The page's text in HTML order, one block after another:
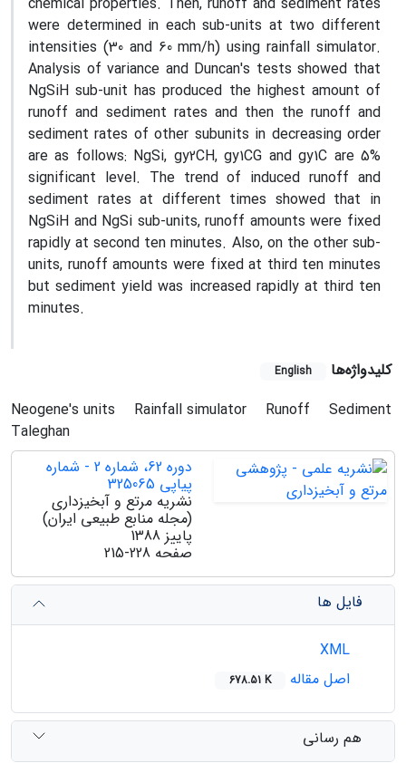
were determined in each sub-units at two different
intensities (30 and 60 mm/h) using rainfall simulator.
Analysis of variance and Duncan's tests showed that
NgSiH sub-unit has produced the highest amount of
runoff and sediment rates and then the runoff and
sediment rates of other subunits in decreasing order
are as follows: NgSi, gy2CH, gy1CG and gy1C are 5%
significant level. The trend of induced runoff and
sediment rates at different times showed that in
NgSiH and NgSi sub-units, runoff amounts were fixed
rapidly at second ten minutes. Also, on the other sub-
units, runoff amounts were fixed at third ten minutes
but sediment yield was increased rapidly at third ten
minutes.
کلیدواژه‌ها English
Neogene's units Rainfall simulator Runoff
Sediment
Taleghan
دوره 62، شماره 2 - شماره
پیاپی 325065
نشریه مرتع و آبخیزداری
(مجله منابع طبیعی ایران)
پاییز 1388
صفحه 215-228
فایل ها
اصل مقاله
678.51 K
هم رسانی